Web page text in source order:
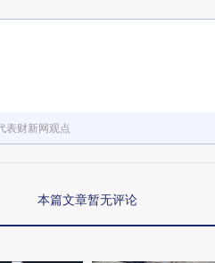
表财新网观点
本篇文章暂无评论